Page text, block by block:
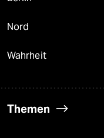
Nord
Wahrheit
Themen